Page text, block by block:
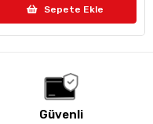
Sepete Ekle
Güvenli